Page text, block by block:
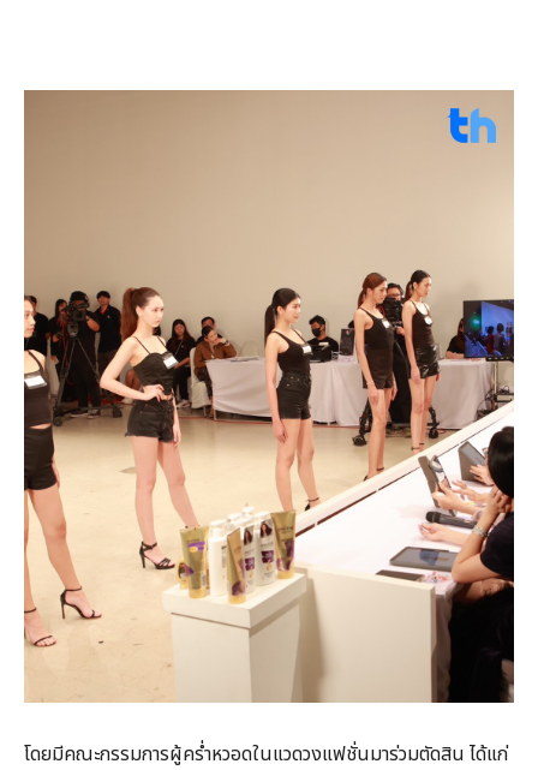
โดยมีคณะกรรมการผู้คร่ำหวอดในแวดวงแฟชั่นมาร่วมตัดสิน ได้แก่